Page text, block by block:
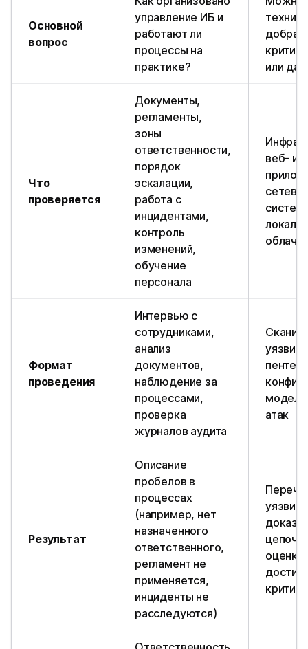
Основной
вопрос
управление ИБ и
работают ли
процессы на
практике?
или
Что
проверяется
Документы,
регламенты,
зоны
ответственности,
порядок
эскалации,
работа с
инцидентами,
контроль
изменений,
обучение
персонала
веб- и
Формат
проведения
Интервью с
сотрудниками,
анализ
документов,
наблюдение за
процессами,
проверка
журналов аудита
атак
Результат
Описание
пробелов в
процессах
(например, нет
назначенного
ответственного,
регламент не
применяется,
инциденты не
расследуются)
оценка